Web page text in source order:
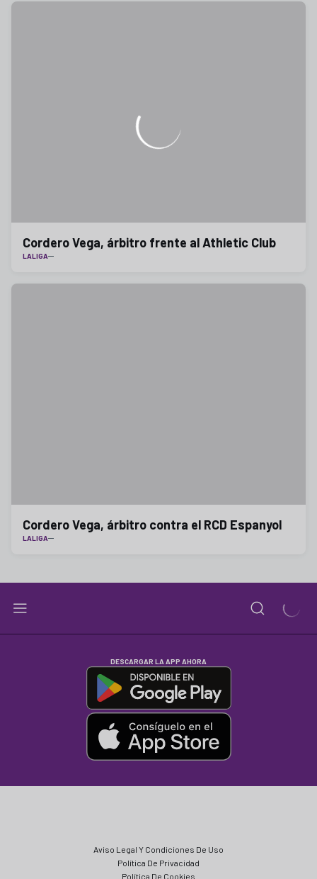
Cordero Vega, árbitro frente al Athletic Club
LALIGA
Cordero Vega, árbitro contra el RCD Espanyol
LALIGA
DESCARGAR LA APP AHORA
Aviso Legal Y Condiciones De Uso
Política De Privacidad
Política De Cookies